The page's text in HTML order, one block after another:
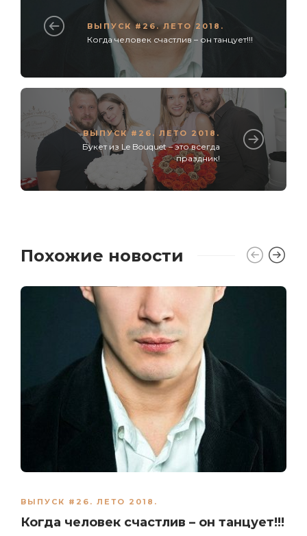
ВЫПУСК #26. ЛЕТО 2018.
Когда человек счастлив – он танцует!!!
ВЫПУСК #26. ЛЕТО 2018.
Букет из Le Bouquet – это всегда
праздник!
Похожие новости
ВЫПУСК #26. ЛЕТО 2018.
Когда человек счастлив – он танцует!!!